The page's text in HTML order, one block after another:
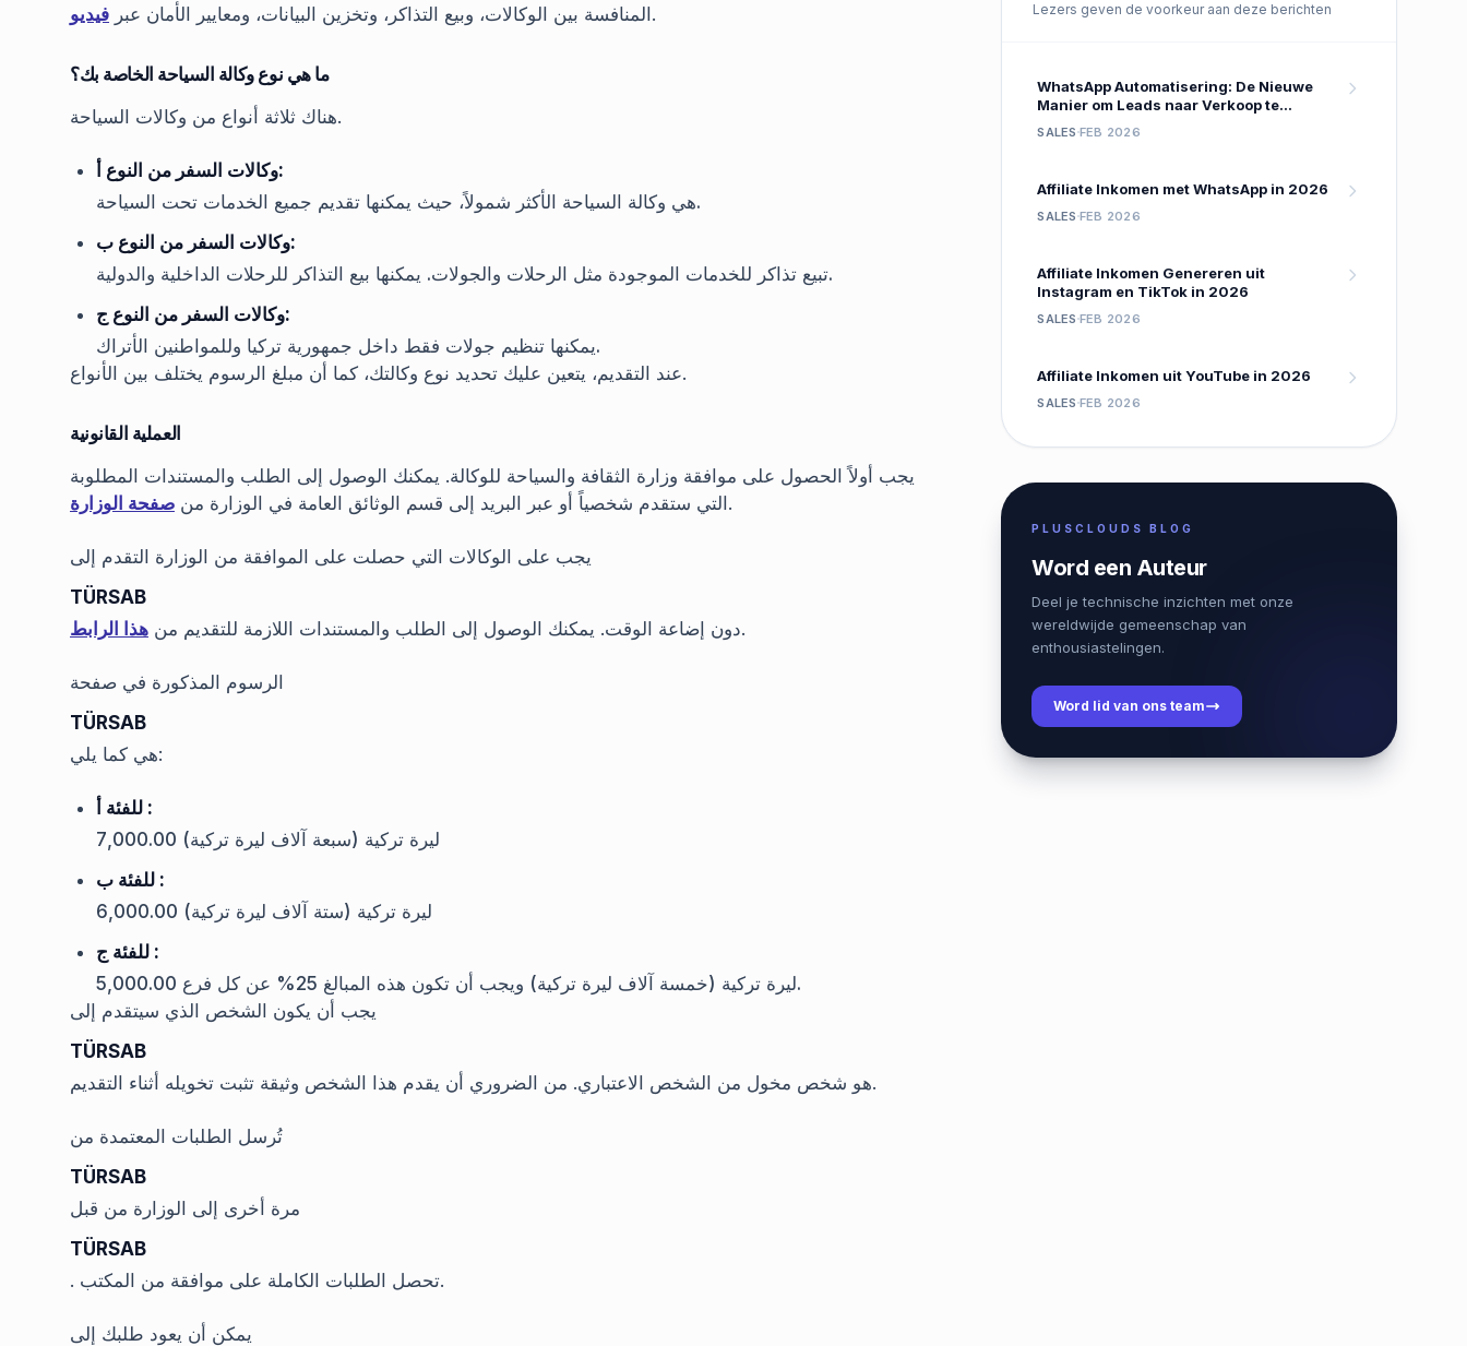
المنافسة بين الوكالات، وبيع التذاكر، وتخزين البيانات، ومعايير الأمان عبر فيديو .
ما هي نوع وكالة السياحة الخاصة بك؟
هناك ثلاثة أنواع من وكالات السياحة.
وكالات السفر من النوع أ:
هي وكالة السياحة الأكثر شمولاً، حيث يمكنها تقديم جميع الخدمات تحت السياحة.
وكالات السفر من النوع ب:
تبيع تذاكر للخدمات الموجودة مثل الرحلات والجولات. يمكنها بيع التذاكر للرحلات الداخلية والدولية.
وكالات السفر من النوع ج:
يمكنها تنظيم جولات فقط داخل جمهورية تركيا وللمواطنين الأتراك.
عند التقديم، يتعين عليك تحديد نوع وكالتك، كما أن مبلغ الرسوم يختلف بين الأنواع.
العملية القانونية
يجب أولاً الحصول على موافقة وزارة الثقافة والسياحة للوكالة. يمكنك الوصول إلى الطلب والمستندات المطلوبة
التي ستقدم شخصياً أو عبر البريد إلى قسم الوثائق العامة في الوزارة من صفحة الوزارة .
يجب على الوكالات التي حصلت على الموافقة من الوزارة التقدم إلى
TÜRSAB
دون إضاعة الوقت. يمكنك الوصول إلى الطلب والمستندات اللازمة للتقديم من هذا الرابط .
الرسوم المذكورة في صفحة
TÜRSAB
هي كما يلي:
للفئة أ :
7,000.00 ليرة تركية (سبعة آلاف ليرة تركية)
للفئة ب :
6,000.00 ليرة تركية (ستة آلاف ليرة تركية)
للفئة ج :
5,000.00 ليرة تركية (خمسة آلاف ليرة تركية) ويجب أن تكون هذه المبالغ 25% عن كل فرع.
يجب أن يكون الشخص الذي سيتقدم إلى
TÜRSAB
هو شخص مخول من الشخص الاعتباري. من الضروري أن يقدم هذا الشخص وثيقة تثبت تخويله أثناء التقديم.
تُرسل الطلبات المعتمدة من
TÜRSAB
مرة أخرى إلى الوزارة من قبل
TÜRSAB
. تحصل الطلبات الكاملة على موافقة من المكتب.
يمكن أن يعود طلبك إلى
Lezers geven de voorkeur aan deze berichten
WhatsApp Automatisering: De Nieuwe
Manier om Leads naar Verkoop te
SALES FEB 2026
Affiliate Inkomen met WhatsApp in 2026
SALES FEB 2026
Affiliate Inkomen Genereren uit
Instagram en TikTok in 2026
SALES FEB 2026
Affiliate Inkomen uit YouTube in 2026
SALES FEB 2026
PLUSCLOUDS BLOG
Word een Auteur
Deel je technische inzichten met onze
wereldwijde gemeenschap van
enthousiastelingen.
Word lid van ons team